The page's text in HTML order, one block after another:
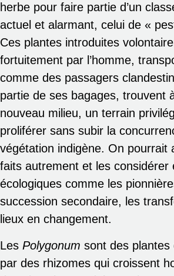
herbe pour faire partie d’un
actuel et alarmant, celui de «
Ces plantes introduites
fortuitement par l’homme,
comme des passagers
partie de ses bagages, trouvent
nouveau milieu, un terrain
proliférer sans subir la
végétation indigène. On pourrait
faits autrement et les considérer
écologiques comme les
succession secondaire, les
lieux en changement.
Les Polygonum sont des plantes
par des rhizomes qui croissent